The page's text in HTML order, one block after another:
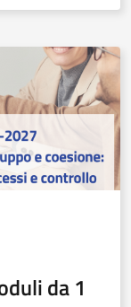
da 1